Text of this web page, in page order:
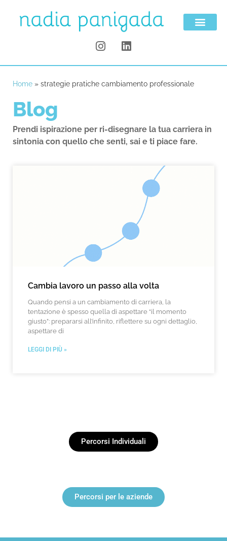
Home » strategie pratiche cambiamento professionale
Blog
Prendi ispirazione per ri-disegnare la tua carriera in
sintonia con quello che senti, sai e ti piace fare.
Cambia lavoro un passo alla volta
Quando pensi a un cambiamento di carriera, la
tentazione è spesso quella di aspettare “il momento
giusto”: prepararsi all’infinito, riflettere su ogni dettaglio,
aspettare di
LEGGI DI PIÙ »
Percorsi Individuali
Percorsi per le aziende